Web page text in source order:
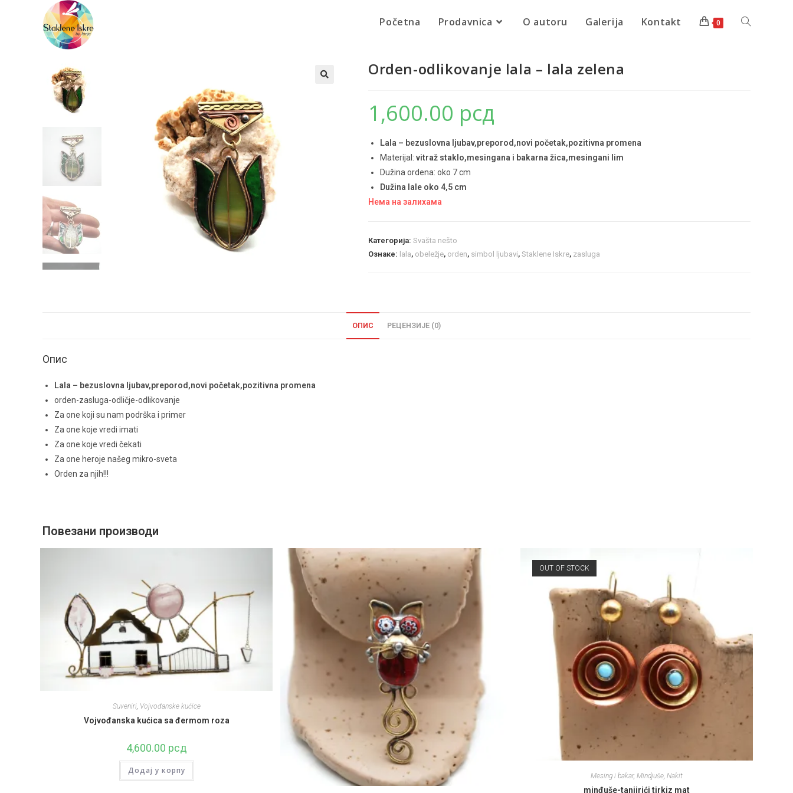
Početna Prodavnica O autoru Galerija Kontakt 0
Orden-odlikovanje lala – lala zelena
1,600.00 рсд
Lala – bezuslovna ljubav,preporod,novi početak,pozitivna promena
Materijal: vitraž staklo,mesingana i bakarna žica,mesingani lim
Dužina ordena: oko 7 cm
Dužina lale oko 4,5 cm
Нема на залихама
Категорија: Svašta nešto
Ознаке: lala, obeležje, orden, simbol ljubavi, Staklene Iskre, zasluga
ОПИС РЕЦЕНЗИЈЕ (0)
Опис
Lala – bezuslovna ljubav,preporod,novi početak,pozitivna promena
orden-zasluga-odličje-odlikovanje
Za one koji su nam podrška i primer
Za one koje vredi imati
Za one koje vredi čekati
Za one heroje našeg mikro-sveta
Orden za njih!!!
Повезани производи
Suveniri, Vojvođanske kućice
Vojvođanska kućica sa đermom roza
4,600.00 рсд
Додај у корпу
OUT OF STOCK
Mesing i bakar, Mindjuše, Nakit
minđuše-tanjirići tirkiz mat